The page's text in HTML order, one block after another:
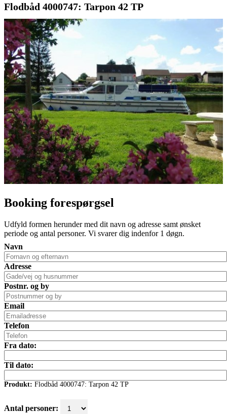
Flodbåd 4000747: Tarpon 42 TP
Booking forespørgsel
Udfyld formen herunder med dit navn og adresse samt ønsket
periode og antal personer. Vi svarer dig indenfor 1 døgn.
Navn
Adresse
Postnr. og by
Email
Telefon
Fra dato:
Til dato:
Produkt: Flodbåd 4000747: Tarpon 42 TP
Antal personer: